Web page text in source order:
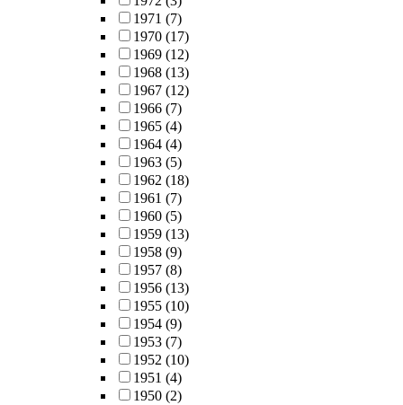
1971 (7)
1970 (17)
1969 (12)
1968 (13)
1967 (12)
1966 (7)
1965 (4)
1964 (4)
1963 (5)
1962 (18)
1961 (7)
1960 (5)
1959 (13)
1958 (9)
1957 (8)
1956 (13)
1955 (10)
1954 (9)
1953 (7)
1952 (10)
1951 (4)
1950 (2)